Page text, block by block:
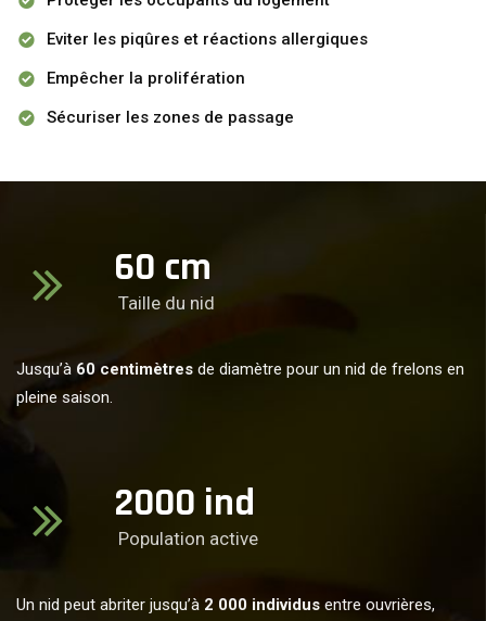
Eviter les piqûres et réactions allergiques
Empêcher la prolifération
Sécuriser les zones de passage
60 cm
Taille du nid
Jusqu’à 60 centimètres de diamètre pour un nid de frelons en
pleine saison.
2000 ind
Population active
Un nid peut abriter jusqu’à 2 000 individus entre ouvrières,